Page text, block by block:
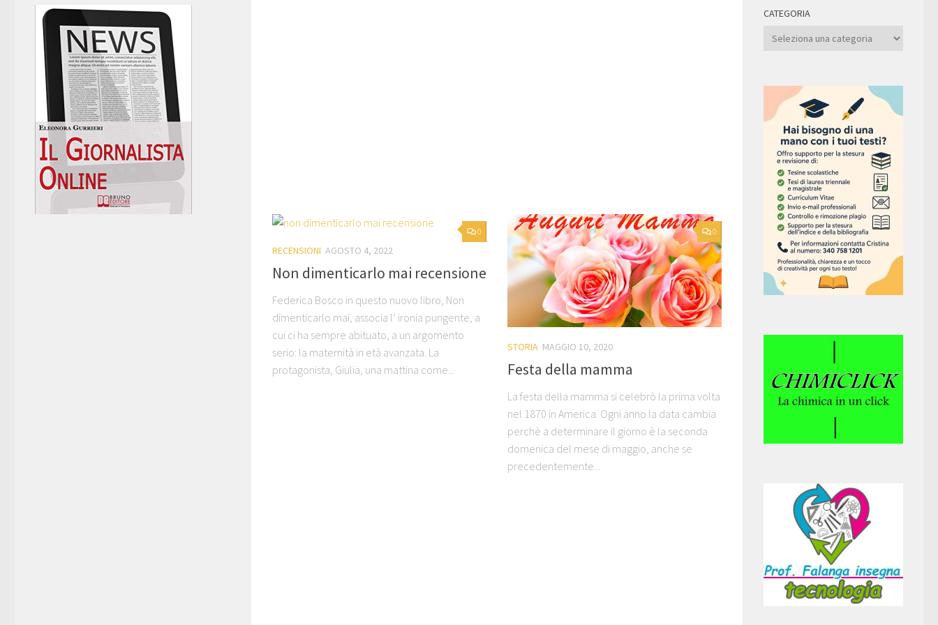
0
RECENSIONI AGOSTO 4, 2022
Non dimenticarlo mai recensione
Federica Bosco in questo nuovo libro, Non
dimenticarlo mai, associa l’ ironia pungente, a
cui ci ha sempre abituato, a un argomento
serio: la maternità in età avanzata. La
protagonista, Giulia, una mattina come...
0
STORIA MAGGIO 10, 2020
Festa della mamma
La festa della mamma si celebrò la prima volta
nel 1870 in America. Ogni anno la data cambia
perchè a determinare il giorno è la seconda
domenica del mese di maggio, anche se
precedentemente...
CATEGORIA
Categoria